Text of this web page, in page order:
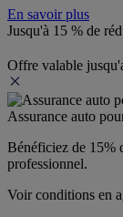
En savoir plus
Jusqu'à 15 % de
Offre valable
Assurance auto
Bénéficiez de 15%
professionnel.
Voir conditions en